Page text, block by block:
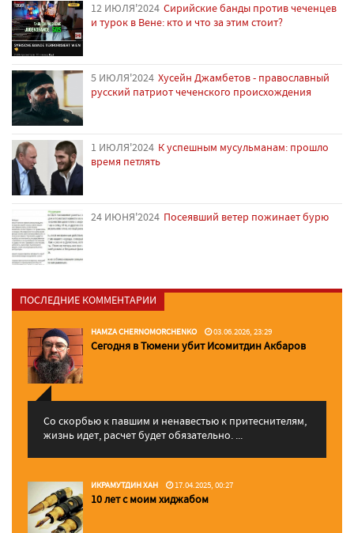
12 ИЮЛЯ'2024 Сирийские банды против чеченцев
и турок в Вене: кто и что за этим стоит?
5 ИЮЛЯ'2024 Хусейн Джамбетов - православный
русский патриот чеченского происхождения
1 ИЮЛЯ'2024 К успешным мусульманам: прошло
время петлять
24 ИЮНЯ'2024 Посеявший ветер пожинает бурю
ПОСЛЕДНИЕ КОММЕНТАРИИ
HAMZA CHERNOMORCHENKO 03.06.2026, 23:29
Сегодня в Тюмени убит Исомитдин Акбаров
Со скорбью к павшим и ненавестью к притеснителям,
жизнь идет, расчет будет обязательно. ...
ИКРАМУТДИН ХАН 17.04.2025, 00:27
10 лет с моим хиджабом